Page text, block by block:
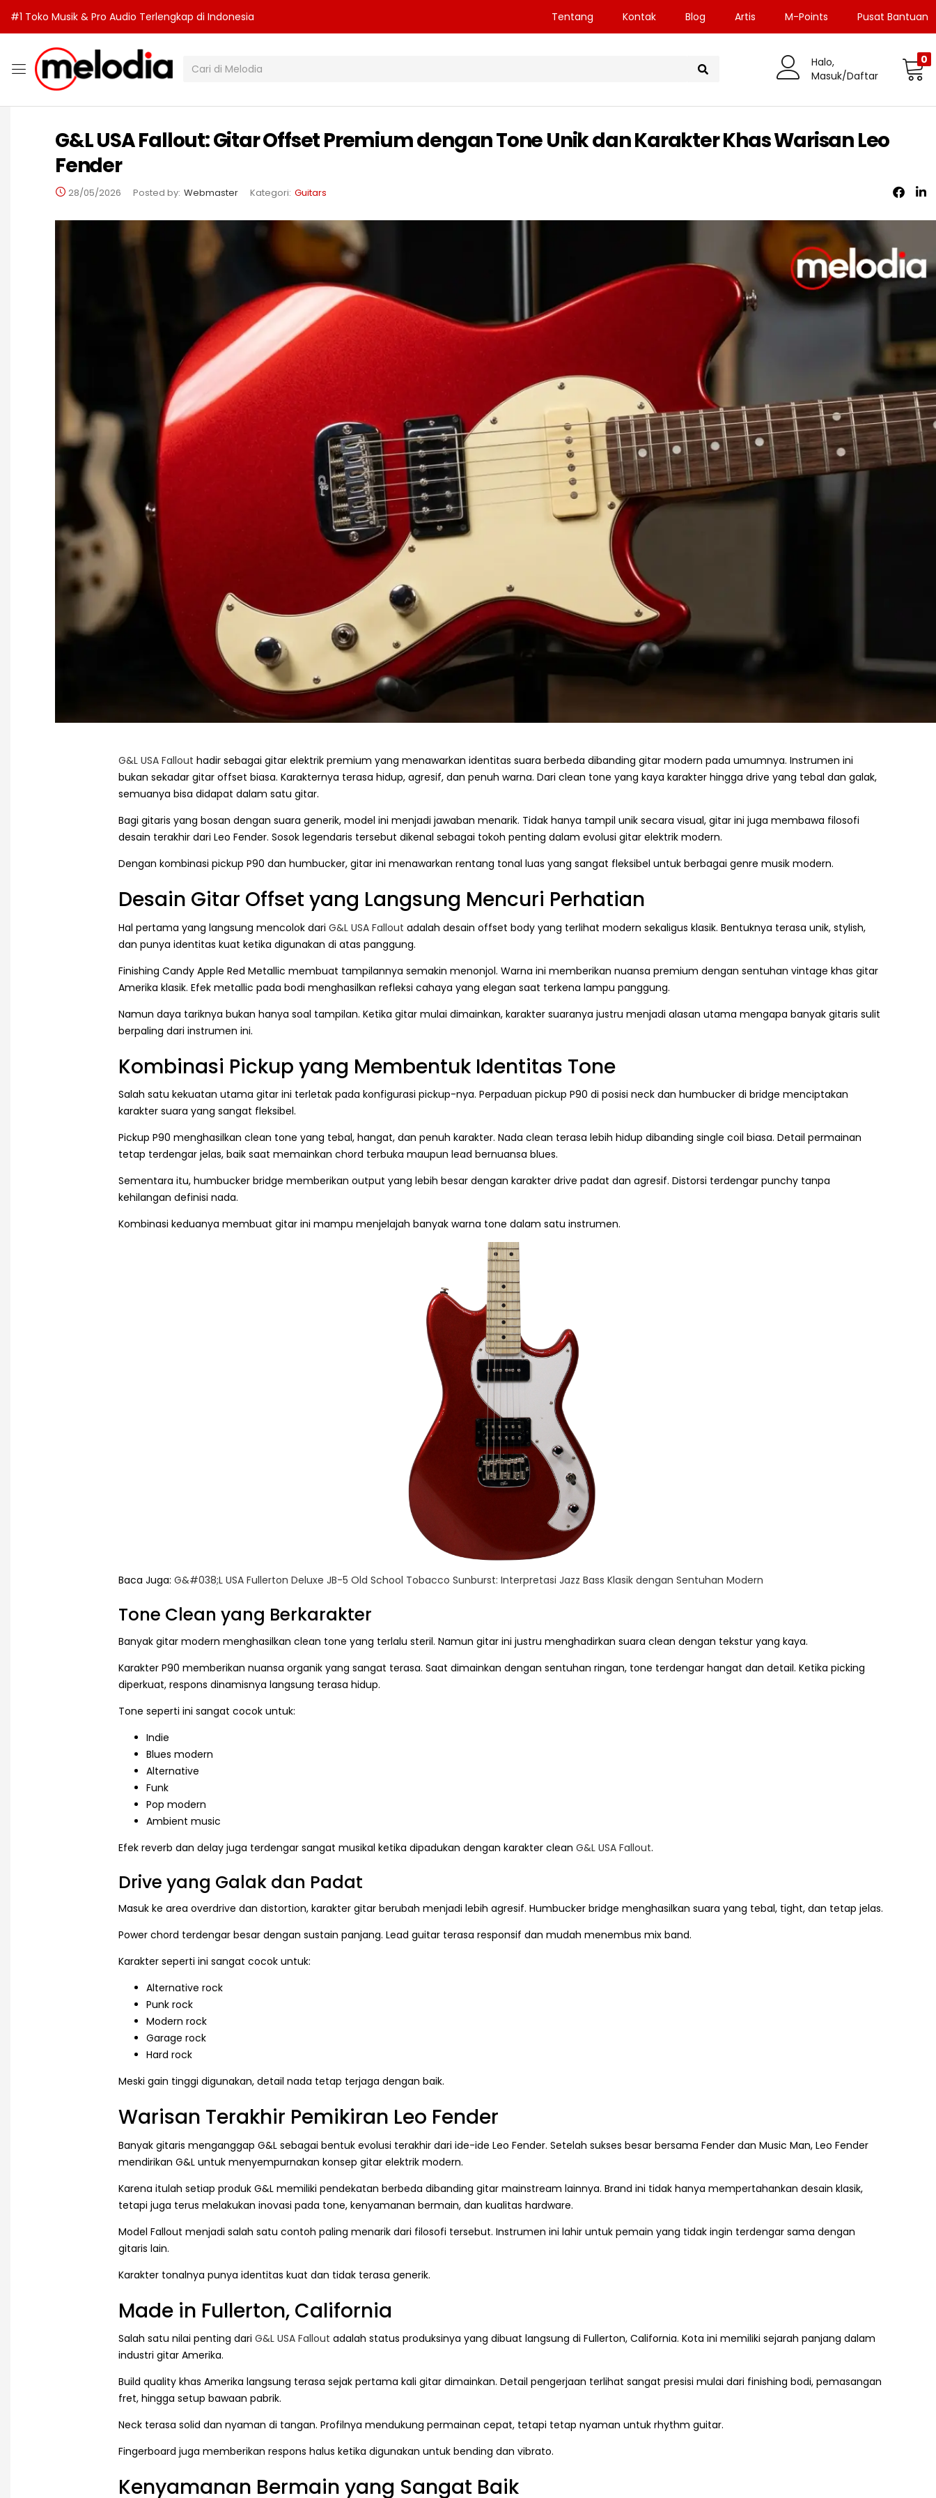
#1 Toko Musik & Pro Audio Terlengkap di Indonesia Tentang Kontak Blog Artis M-Points Pusat Bantuan
Halo,
Masuk/Daftar
0
G&L USA Fallout: Gitar Offset Premium dengan Tone Unik dan Karakter Khas Warisan Leo
Fender
28/05/2026 Posted by: Webmaster Kategori: Guitars
G&L USA Fallout hadir sebagai gitar elektrik premium yang menawarkan identitas suara berbeda dibanding gitar modern pada umumnya. Instrumen ini
bukan sekadar gitar offset biasa. Karakternya terasa hidup, agresif, dan penuh warna. Dari clean tone yang kaya karakter hingga drive yang tebal dan galak,
semuanya bisa didapat dalam satu gitar.
Bagi gitaris yang bosan dengan suara generik, model ini menjadi jawaban menarik. Tidak hanya tampil unik secara visual, gitar ini juga membawa filosofi
desain terakhir dari Leo Fender. Sosok legendaris tersebut dikenal sebagai tokoh penting dalam evolusi gitar elektrik modern.
Dengan kombinasi pickup P90 dan humbucker, gitar ini menawarkan rentang tonal luas yang sangat fleksibel untuk berbagai genre musik modern.
Desain Gitar Offset yang Langsung Mencuri Perhatian
Hal pertama yang langsung mencolok dari G&L USA Fallout adalah desain offset body yang terlihat modern sekaligus klasik. Bentuknya terasa unik, stylish,
dan punya identitas kuat ketika digunakan di atas panggung.
Finishing Candy Apple Red Metallic membuat tampilannya semakin menonjol. Warna ini memberikan nuansa premium dengan sentuhan vintage khas gitar
Amerika klasik. Efek metallic pada bodi menghasilkan refleksi cahaya yang elegan saat terkena lampu panggung.
Namun daya tariknya bukan hanya soal tampilan. Ketika gitar mulai dimainkan, karakter suaranya justru menjadi alasan utama mengapa banyak gitaris sulit
berpaling dari instrumen ini.
Kombinasi Pickup yang Membentuk Identitas Tone
Salah satu kekuatan utama gitar ini terletak pada konfigurasi pickup-nya. Perpaduan pickup P90 di posisi neck dan humbucker di bridge menciptakan
karakter suara yang sangat fleksibel.
Pickup P90 menghasilkan clean tone yang tebal, hangat, dan penuh karakter. Nada clean terasa lebih hidup dibanding single coil biasa. Detail permainan
tetap terdengar jelas, baik saat memainkan chord terbuka maupun lead bernuansa blues.
Sementara itu, humbucker bridge memberikan output yang lebih besar dengan karakter drive padat dan agresif. Distorsi terdengar punchy tanpa
kehilangan definisi nada.
Kombinasi keduanya membuat gitar ini mampu menjelajah banyak warna tone dalam satu instrumen.
Baca Juga: G&#038;L USA Fullerton Deluxe JB-5 Old School Tobacco Sunburst: Interpretasi Jazz Bass Klasik dengan Sentuhan Modern
Tone Clean yang Berkarakter
Banyak gitar modern menghasilkan clean tone yang terlalu steril. Namun gitar ini justru menghadirkan suara clean dengan tekstur yang kaya.
Karakter P90 memberikan nuansa organik yang sangat terasa. Saat dimainkan dengan sentuhan ringan, tone terdengar hangat dan detail. Ketika picking
diperkuat, respons dinamisnya langsung terasa hidup.
Tone seperti ini sangat cocok untuk:
Indie
Blues modern
Alternative
Funk
Pop modern
Ambient music
Efek reverb dan delay juga terdengar sangat musikal ketika dipadukan dengan karakter clean G&L USA Fallout.
Drive yang Galak dan Padat
Masuk ke area overdrive dan distortion, karakter gitar berubah menjadi lebih agresif. Humbucker bridge menghasilkan suara yang tebal, tight, dan tetap jelas.
Power chord terdengar besar dengan sustain panjang. Lead guitar terasa responsif dan mudah menembus mix band.
Karakter seperti ini sangat cocok untuk:
Alternative rock
Punk rock
Modern rock
Garage rock
Hard rock
Meski gain tinggi digunakan, detail nada tetap terjaga dengan baik.
Warisan Terakhir Pemikiran Leo Fender
Banyak gitaris menganggap G&L sebagai bentuk evolusi terakhir dari ide-ide Leo Fender. Setelah sukses besar bersama Fender dan Music Man, Leo Fender
mendirikan G&L untuk menyempurnakan konsep gitar elektrik modern.
Karena itulah setiap produk G&L memiliki pendekatan berbeda dibanding gitar mainstream lainnya. Brand ini tidak hanya mempertahankan desain klasik,
tetapi juga terus melakukan inovasi pada tone, kenyamanan bermain, dan kualitas hardware.
Model Fallout menjadi salah satu contoh paling menarik dari filosofi tersebut. Instrumen ini lahir untuk pemain yang tidak ingin terdengar sama dengan
gitaris lain.
Karakter tonalnya punya identitas kuat dan tidak terasa generik.
Made in Fullerton, California
Salah satu nilai penting dari G&L USA Fallout adalah status produksinya yang dibuat langsung di Fullerton, California. Kota ini memiliki sejarah panjang dalam
industri gitar Amerika.
Build quality khas Amerika langsung terasa sejak pertama kali gitar dimainkan. Detail pengerjaan terlihat sangat presisi mulai dari finishing bodi, pemasangan
fret, hingga setup bawaan pabrik.
Neck terasa solid dan nyaman di tangan. Profilnya mendukung permainan cepat, tetapi tetap nyaman untuk rhythm guitar.
Fingerboard juga memberikan respons halus ketika digunakan untuk bending dan vibrato.
Kenyamanan Bermain yang Sangat Baik